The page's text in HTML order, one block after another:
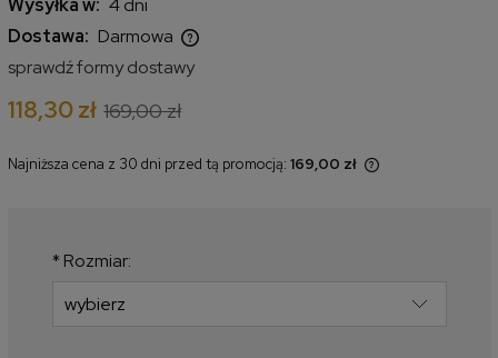
Wysyłka w: 4 dni
Dostawa: Darmowa
Cena nie zawiera ewentualnych kosztów płatności
sprawdź formy dostawy
118,30 zł 169,00 zł
Najniższa cena z 30 dni przed tą promocją: 169,00 zł
* Rozmiar: